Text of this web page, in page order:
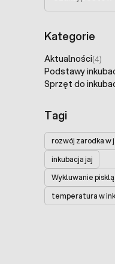
Kategorie
Aktualności(4)
Podstawy
Sprzęt do
Tagi
rozwój zarodka w
inkubacja jaj
Wykluwanie
temperatura w